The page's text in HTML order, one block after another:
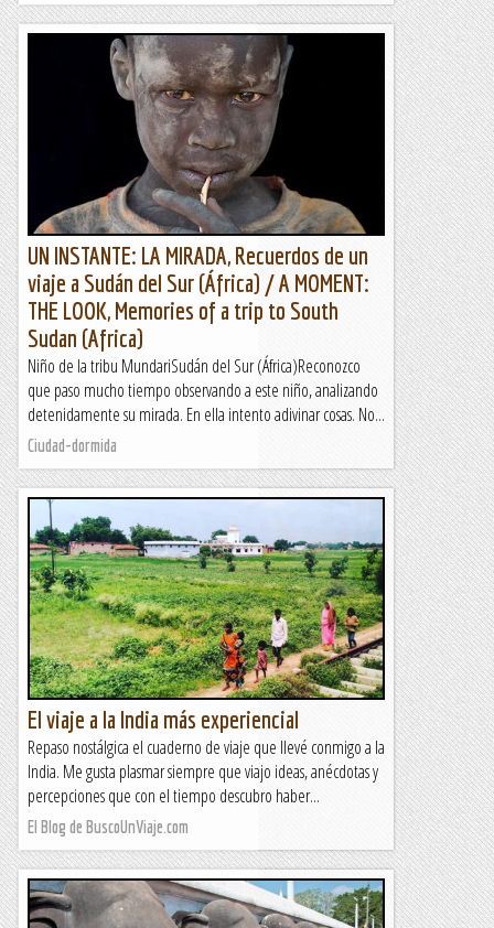
UN INSTANTE: LA MIRADA, Recuerdos de un
viaje a Sudán del Sur (África) / A MOMENT:
THE LOOK, Memories of a trip to South
Sudan (Africa)
Niño de la tribu MundariSudán del Sur (África)Reconozco
que paso mucho tiempo observando a este niño, analizando
detenidamente su mirada. En ella intento adivinar cosas. No...
Ciudad-dormida
El viaje a la India más experiencial
Repaso nostálgica el cuaderno de viaje que llevé conmigo a la
India. Me gusta plasmar siempre que viajo ideas, anécdotas y
percepciones que con el tiempo descubro haber...
El Blog de BuscoUnViaje.com